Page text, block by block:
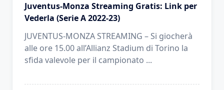
Juventus-Monza Streaming Gratis: Link per
Vederla (Serie A 2022-23)
JUVENTUS-MONZA STREAMING – Si giocherà
alle ore 15.00 all’Allianz Stadium di Torino la
sfida valevole per il campionato ...